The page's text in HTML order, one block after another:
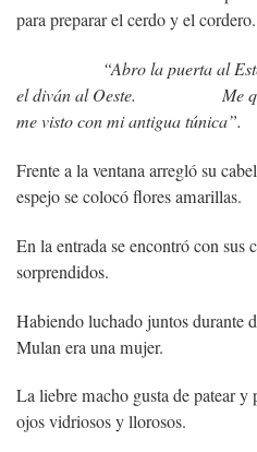
para preparar el cerdo y el cordero.
“Abro la puerta al Este de
el diván al Oeste. Me quito el
me visto con mi antigua túnica”.
Frente a la ventana arregló su
espejo se colocó flores amarillas.
En la entrada se encontró con sus
sorprendidos.
Habiendo luchado juntos durante
Mulan era una mujer.
La liebre macho gusta de patear y
ojos vidriosos y llorosos.